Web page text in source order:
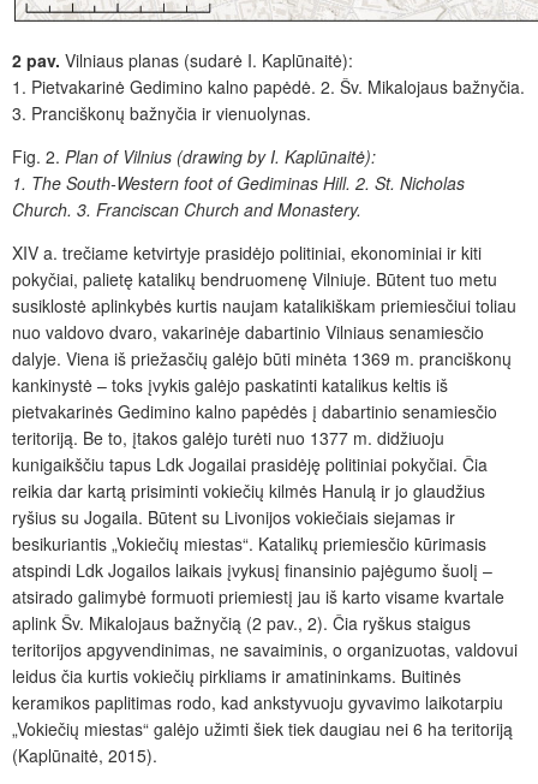
2 pav. Vilniaus planas (sudarė I. Kaplūnaitė):
1. Pietvakarinė Gedimino kalno papėdė. 2. Šv. Mikalojaus bažnyčia.
3. Pranciškonų bažnyčia ir vienuolynas.
Fig. 2. Plan of Vilnius (drawing by I. Kaplūnaitė):
1. The South-Western foot of Gediminas Hill. 2. St. Nicholas
Church. 3. Franciscan Church and Monastery.
XIV a. trečiame ketvirtyje prasidėjo politiniai, ekonominiai ir kiti
pokyčiai, palietę katalikų bendruomenę Vilniuje. Būtent tuo metu
susiklostė aplinkybės kurtis naujam katalikiškam priemiesčiui toliau
nuo valdovo dvaro, vakarinėje dabartinio Vilniaus senamiesčio
dalyje. Viena iš priežasčių galėjo būti minėta 1369 m. pranciškonų
kankinystė – toks įvykis galėjo paskatinti katalikus keltis iš
pietvakarinės Gedimino kalno papėdės į dabartinio senamiesčio
teritoriją. Be to, įtakos galėjo turėti nuo 1377 m. didžiuoju
kunigaikščiu tapus Ldk Jogailai prasidėję politiniai pokyčiai. Čia
reikia dar kartą prisiminti vokiečių kilmės Hanulą ir jo glaudžius
ryšius su Jogaila. Būtent su Livonijos vokiečiais siejamas ir
besikuriantis „Vokiečių miestas“. Katalikų priemiesčio kūrimasis
atspindi Ldk Jogailos laikais įvykusį finansinio pajėgumo šuolį –
atsirado galimybė formuoti priemiestį jau iš karto visame kvartale
aplink Šv. Mikalojaus bažnyčią (2 pav., 2). Čia ryškus staigus
teritorijos apgyvendinimas, ne savaiminis, o organizuotas, valdovui
leidus čia kurtis vokiečių pirkliams ir amatininkams. Buitinės
keramikos paplitimas rodo, kad ankstyvuoju gyvavimo laikotarpiu
„Vokiečių miestas“ galėjo užimti šiek tiek daugiau nei 6 ha teritoriją
(Kaplūnaitė, 2015).